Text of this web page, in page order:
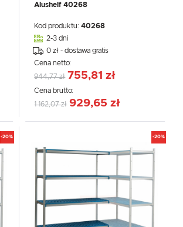
Alushelf 40268
Kod produktu:40268
2-3 dni
0 zł - dostawa gratis
Cena netto:
944,77 zł 755,81 zł
Cena brutto:
1 162,07 zł 929,65 zł
-20% -20%